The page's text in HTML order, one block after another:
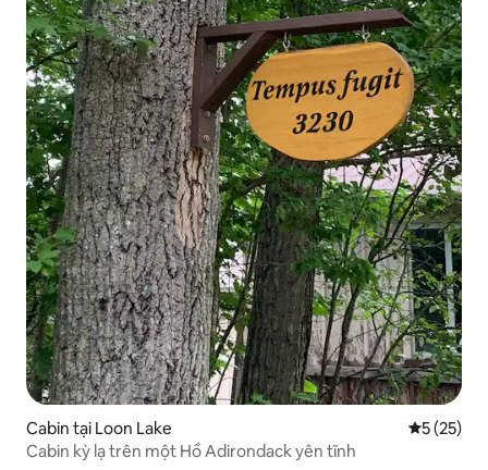
Cabin tại Loon Lake Xếp hạng
5 (25)
Cabin kỳ lạ trên một Hồ Adirondack yên tĩnh